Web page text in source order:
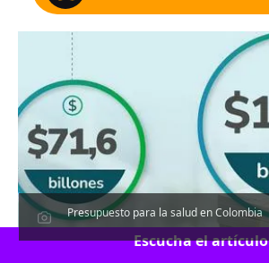
Presupuesto para la salud en Colombia
Escucha el artículo